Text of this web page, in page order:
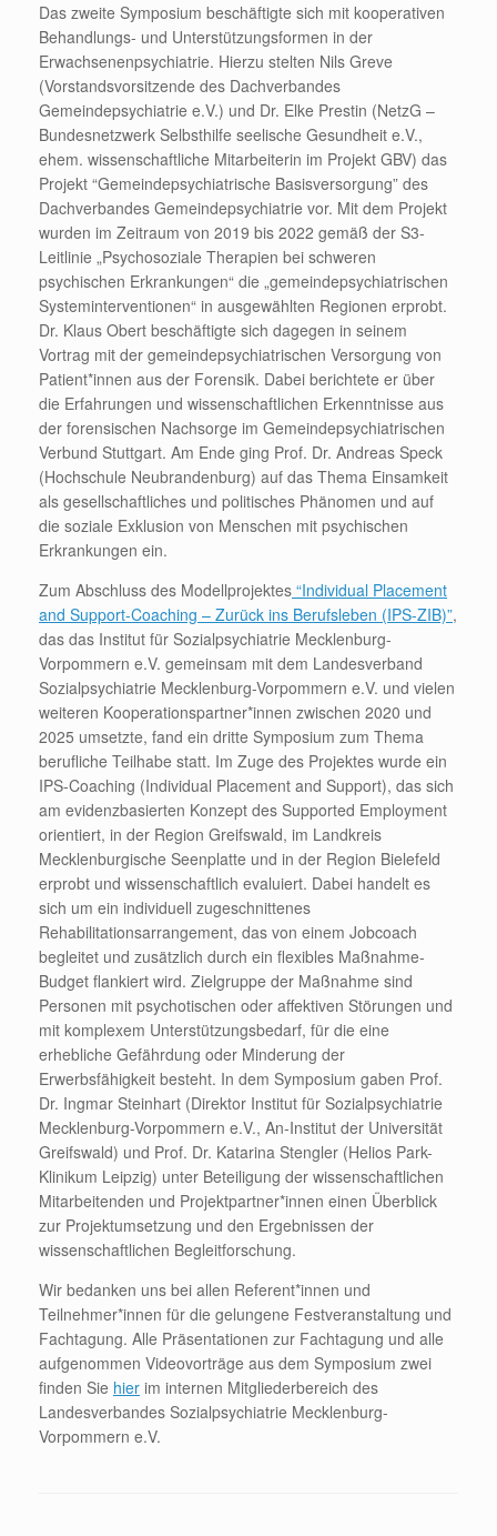
Das zweite Symposium beschäftigte sich mit kooperativen
Behandlungs- und Unterstützungsformen in der
Erwachsenenpsychiatrie. Hierzu stelten Nils Greve
(Vorstandsvorsitzende des Dachverbandes
Gemeindepsychiatrie e.V.) und Dr. Elke Prestin (NetzG –
Bundesnetzwerk Selbsthilfe seelische Gesundheit e.V.,
ehem. wissenschaftliche Mitarbeiterin im Projekt GBV) das
Projekt “Gemeindepsychiatrische Basisversorgung” des
Dachverbandes Gemeindepsychiatrie vor. Mit dem Projekt
wurden im Zeitraum von 2019 bis 2022 gemäß der S3-
Leitlinie „Psychosoziale Therapien bei schweren
psychischen Erkrankungen“ die „gemeindepsychiatrischen
Systeminterventionen“ in ausgewählten Regionen erprobt.
Dr. Klaus Obert beschäftigte sich dagegen in seinem
Vortrag mit der gemeindepsychiatrischen Versorgung von
Patient*innen aus der Forensik. Dabei berichtete er über
die Erfahrungen und wissenschaftlichen Erkenntnisse aus
der forensischen Nachsorge im Gemeindepsychiatrischen
Verbund Stuttgart. Am Ende ging Prof. Dr. Andreas Speck
(Hochschule Neubrandenburg) auf das Thema Einsamkeit
als gesellschaftliches und politisches Phänomen und auf
die soziale Exklusion von Menschen mit psychischen
Erkrankungen ein.
Zum Abschluss des Modellprojektes “Individual Placement
and Support-Coaching – Zurück ins Berufsleben (IPS-ZIB)”,
das das Institut für Sozialpsychiatrie Mecklenburg-
Vorpommern e.V. gemeinsam mit dem Landesverband
Sozialpsychiatrie Mecklenburg-Vorpommern e.V. und vielen
weiteren Kooperationspartner*innen zwischen 2020 und
2025 umsetzte, fand ein dritte Symposium zum Thema
berufliche Teilhabe statt. Im Zuge des Projektes wurde ein
IPS-Coaching (Individual Placement and Support), das sich
am evidenzbasierten Konzept des Supported Employment
orientiert, in der Region Greifswald, im Landkreis
Mecklenburgische Seenplatte und in der Region Bielefeld
erprobt und wissenschaftlich evaluiert. Dabei handelt es
sich um ein individuell zugeschnittenes
Rehabilitationsarrangement, das von einem Jobcoach
begleitet und zusätzlich durch ein flexibles Maßnahme-
Budget flankiert wird. Zielgruppe der Maßnahme sind
Personen mit psychotischen oder affektiven Störungen und
mit komplexem Unterstützungsbedarf, für die eine
erhebliche Gefährdung oder Minderung der
Erwerbsfähigkeit besteht. In dem Symposium gaben Prof.
Dr. Ingmar Steinhart (Direktor Institut für Sozialpsychiatrie
Mecklenburg-Vorpommern e.V., An-Institut der Universität
Greifswald) und Prof. Dr. Katarina Stengler (Helios Park-
Klinikum Leipzig) unter Beteiligung der wissenschaftlichen
Mitarbeitenden und Projektpartner*innen einen Überblick
zur Projektumsetzung und den Ergebnissen der
wissenschaftlichen Begleitforschung.
Wir bedanken uns bei allen Referent*innen und
Teilnehmer*innen für die gelungene Festveranstaltung und
Fachtagung. Alle Präsentationen zur Fachtagung und alle
aufgenommen Videovorträge aus dem Symposium zwei
finden Sie hier im internen Mitgliederbereich des
Landesverbandes Sozialpsychiatrie Mecklenburg-
Vorpommern e.V.